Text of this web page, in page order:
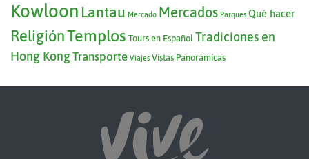
Kowloon Lantau Mercado Mercados Parques Qué hacer
ReligiónTemplos Tours en Español Tradiciones en
Hong KongTransporte Viajes Vistas Panorámicas